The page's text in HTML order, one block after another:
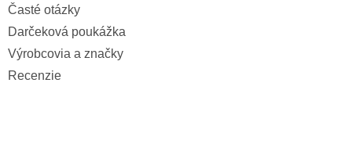
Časté otázky
Darčeková poukážka
Výrobcovia a značky
Recenzie